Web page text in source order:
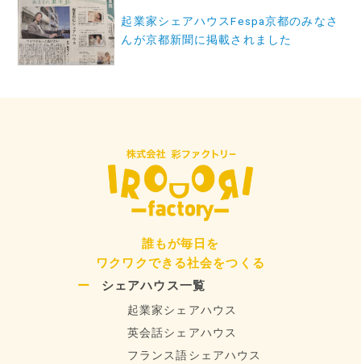
ゲ
ー
シ
起業家シェアハウスFespa京都のみなさ
んが京都新聞に掲載されました
誰もが毎日を
ワクワクできる社会をつくる
シェアハウス一覧
起業家シェアハウス
英会話シェアハウス
フランス語シェアハウス